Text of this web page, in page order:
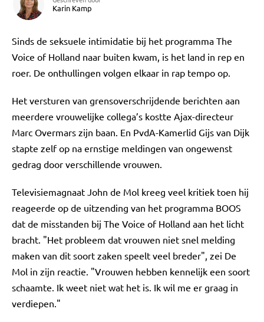
Karin Kamp
Sinds de seksuele intimidatie bij het programma The
Voice of Holland naar buiten kwam, is het land in rep en
roer. De onthullingen volgen elkaar in rap tempo op.
Het versturen van grensoverschrijdende berichten aan
meerdere vrouwelijke collega’s kostte Ajax-directeur
Marc Overmars zijn baan. En PvdA-Kamerlid Gijs van Dijk
stapte zelf op na ernstige meldingen van ongewenst
gedrag door verschillende vrouwen.
Televisiemagnaat John de Mol kreeg veel kritiek toen hij
reageerde op de uitzending van het programma BOOS
dat de misstanden bij The Voice of Holland aan het licht
bracht. "Het probleem dat vrouwen niet snel melding
maken van dit soort zaken speelt veel breder", zei De
Mol in zijn reactie. "Vrouwen hebben kennelijk een soort
schaamte. Ik weet niet wat het is. Ik wil me er graag in
verdiepen."